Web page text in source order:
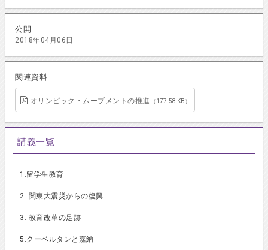
公開
2018年04月06日
関連資料
オリンピック・ムーブメントの推進 （177.58 KB）
講義一覧
1.留学生教育
2. 関東大震災からの復興
3. 教育改革の足跡
5.クーベルタンと嘉納